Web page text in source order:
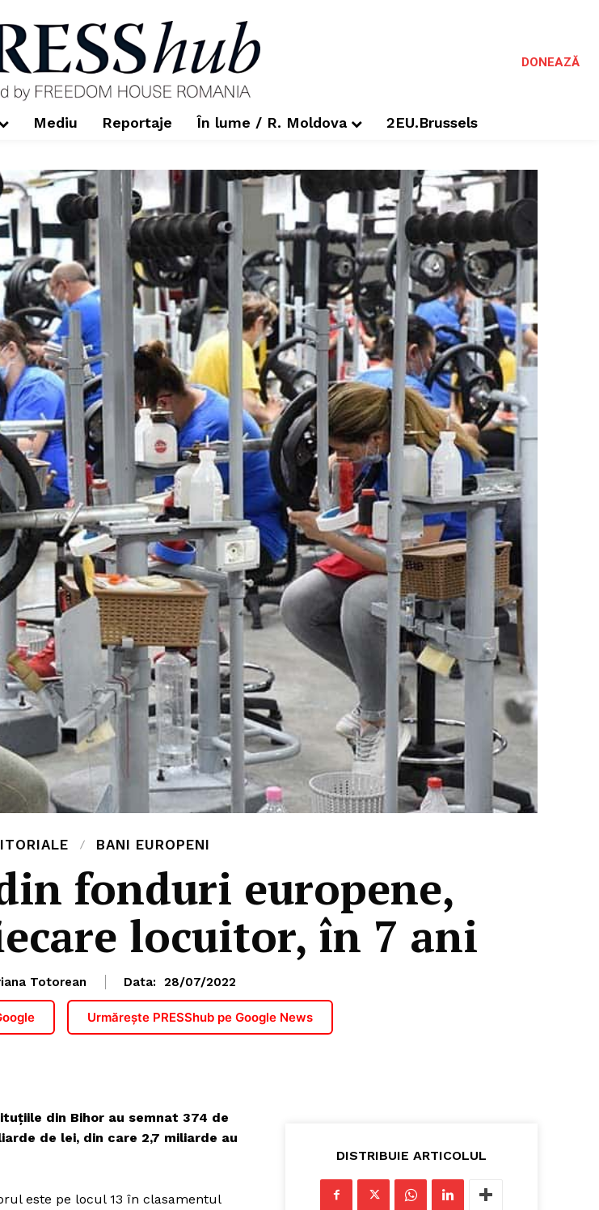
DONEAZĂ
Mediu Reportaje În lume / R. Moldova 2EU.Brussels
BANI EUROPENI
fonduri europene,
locuitor, în 7 ani
Totorean Data: 28/07/2022
Urmărește PRESShub pe Google News
din Bihor au semnat 374 de
de lei, din care 2,7 miliarde au
este pe locul 13 în clasamentul
DISTRIBUIE ARTICOLUL